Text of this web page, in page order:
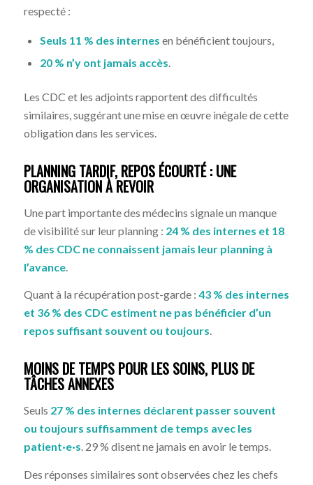
respecté :
Seuls 11 % des internes en bénéficient toujours,
20 % n’y ont jamais accès.
Les CDC et les adjoints rapportent des difficultés
similaires, suggérant une mise en œuvre inégale de cette
obligation dans les services.
PLANNING TARDIF, REPOS ÉCOURTÉ : UNE
ORGANISATION À REVOIR
Une part importante des médecins signale un manque
de visibilité sur leur planning : 24 % des internes et 18
% des CDC ne connaissent jamais leur planning à
l’avance.
Quant à la récupération post-garde : 43 % des internes
et 36 % des CDC estiment ne pas bénéficier d’un
repos suffisant souvent ou toujours.
MOINS DE TEMPS POUR LES SOINS, PLUS DE
TÂCHES ANNEXES
Seuls 27 % des internes déclarent passer souvent
ou toujours suffisamment de temps avec les
patient·e·s. 29 % disent ne jamais en avoir le temps.
Des réponses similaires sont observées chez les chefs